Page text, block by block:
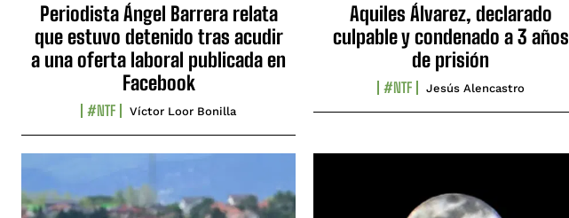
Periodista Ángel Barrera relata
que estuvo detenido tras acudir
a una oferta laboral publicada en
Facebook
#NTF Víctor Loor Bonilla
Aquiles Álvarez, declarado
culpable y condenado a 3 años
de prisión
#NTF Jesús Alencastro